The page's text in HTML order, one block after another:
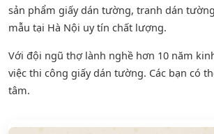
sản phẩm giấy dán tường, tranh dán tường
mẫu tại Hà Nội uy tín chất lượng.
Với đội ngũ thợ lành nghề hơn 10 năm
việc thi công giấy dán tường. Các bạn có
tâm.